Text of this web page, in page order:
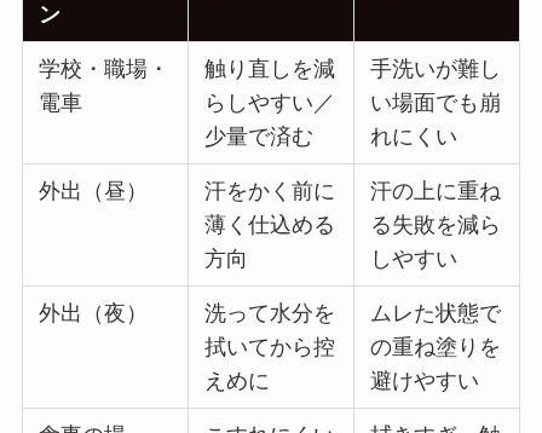
ン
学校・職場・
電車
触り直しを減
らしやすい／
少量で済む
手洗いが難し
い場面でも崩
れにくい
外出（昼）
汗をかく前に
薄く仕込める
方向
汗の上に重ね
る失敗を減ら
しやすい
外出（夜）
洗って水分を
拭いてから控
えめに
ムレた状態で
の重ね塗りを
避けやすい